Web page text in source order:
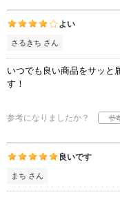
よい
さるきち さん
いつでも良い商品をサッと
す！
参考になりましたか？
良いです
まち さん